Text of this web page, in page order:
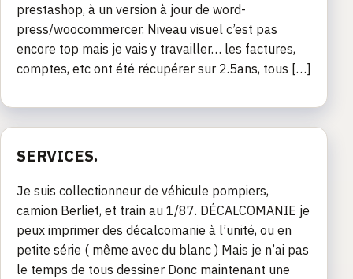
prestashop, à un version à jour de word-
press/woocommercer. Niveau visuel c’est pas
encore top mais je vais y travailler… les factures,
comptes, etc ont été récupérer sur 2.5ans, tous […]
SERVICES.
Je suis collectionneur de véhicule pompiers,
camion Berliet, et train au 1/87. DÉCALCOMANIE je
peux imprimer des décalcomanie à l’unité, ou en
petite série ( même avec du blanc ) Mais je n’ai pas
le temps de tous dessiner Donc maintenant une